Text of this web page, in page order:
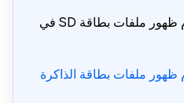
الجزء 2: كيفية إصلاح عدم ظهور ملفات بطاقة SD في
عدم ظهور ملفات بطاقة الذاكرة